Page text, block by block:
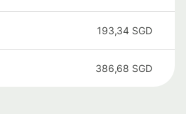
193,34 SGD
386,68 SGD